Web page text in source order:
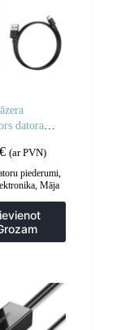
datora
oranžu
pelēku
€ (ar PVN)
piederumi,
,Māja